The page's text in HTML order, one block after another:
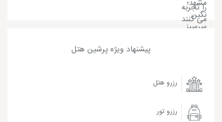
پیشنهاد ویژه پرشین هتل
رزرو هتل
رزرو تور